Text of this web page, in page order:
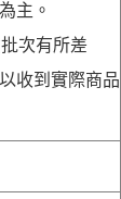
主。
次有所差
收到實際商品